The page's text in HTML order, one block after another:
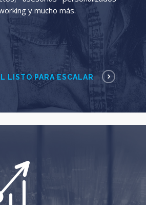
y mucho más.
LISTO PARA ESCALAR